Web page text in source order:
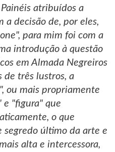
atribuídos a
a decisão de, por eles,
para mim foi com a
introdução à questão
em Almada Negreiros
de três lustros, a
ou mais propriamente
e "figura" que
o que
segredo último da arte e
alta e intercessora,